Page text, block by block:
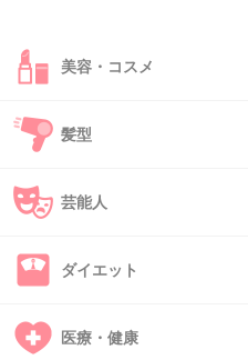
あ、48グループ
+25
美容・コスメ
髪型
芸能人
ダイエット
医療・健康